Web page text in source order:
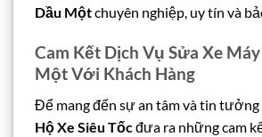
Dầu Mộtchuyên nghiệp, uy tín và
Cam Kết Dịch Vụ Sửa Xe
Một Với Khách Hàng
Để mang đến sự an tâm và tin
Hộ Xe Siêu Tốcđưa ra những cam